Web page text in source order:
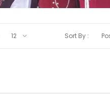
Sort By :